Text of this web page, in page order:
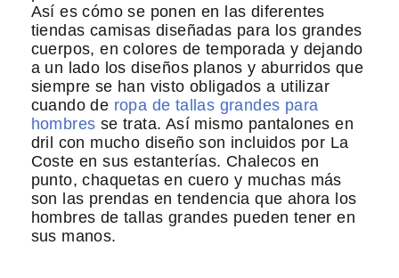
Así es cómo se ponen en las diferentes
tiendas camisas diseñadas para los grandes
cuerpos, en colores de temporada y dejando
a un lado los diseños planos y aburridos que
siempre se han visto obligados a utilizar
cuando de ropa de tallas grandes para
hombres se trata. Así mismo pantalones en
dril con mucho diseño son incluidos por La
Coste en sus estanterías. Chalecos en
punto, chaquetas en cuero y muchas más
son las prendas en tendencia que ahora los
hombres de tallas grandes pueden tener en
sus manos.